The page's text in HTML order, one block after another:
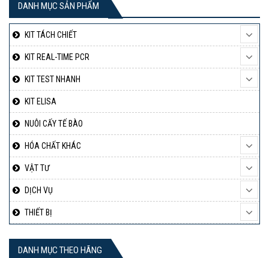
DANH MỤC SẢN PHẨM
KIT TÁCH CHIẾT
KIT REAL-TIME PCR
KIT TEST NHANH
KIT ELISA
NUÔI CẤY TẾ BÀO
HÓA CHẤT KHÁC
VẬT TƯ
DỊCH VỤ
THIẾT BỊ
DANH MỤC THEO HÃNG